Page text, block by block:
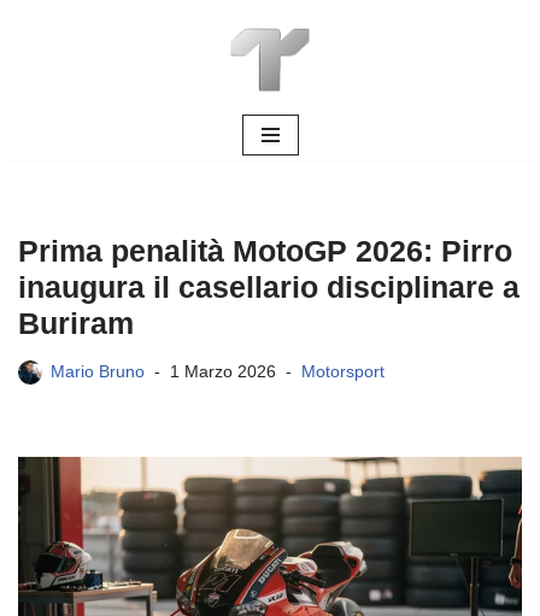
Prima penalità MotoGP 2026: Pirro
inaugura il casellario disciplinare a
Buriram
Mario Bruno 1 Marzo 2026 Motorsport